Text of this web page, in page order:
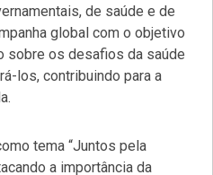
de saúde e de
global com o objetivo
sobre os desafios da saúde
los, contribuindo para a
tema “Juntos pela
a importância da